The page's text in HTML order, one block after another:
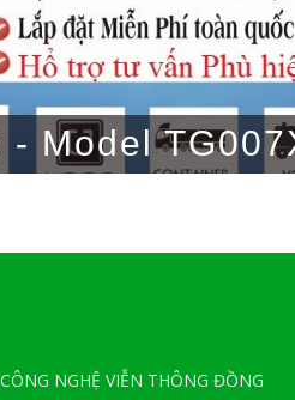
Model
NGHỆ VIỄN THÔNG ĐỒNG